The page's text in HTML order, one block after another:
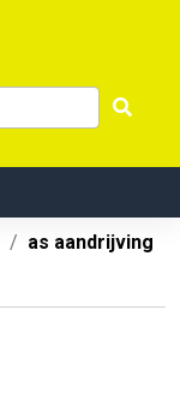
as aandrijving